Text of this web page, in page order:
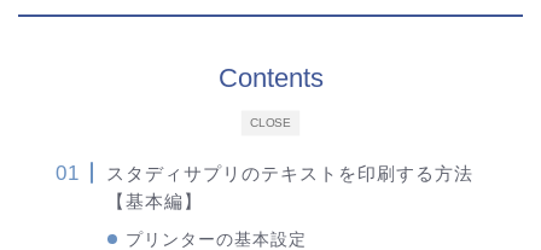
CLOSE
Contents
スタディサプリのテキストを印刷する方法
【基本編】
プリンターの基本設定